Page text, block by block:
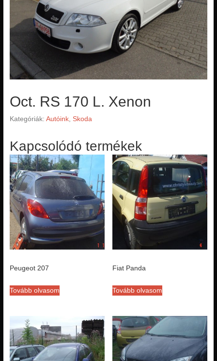
Oct. RS 170 L. Xenon
Kategóriák: Autóink, Skoda
Kapcsolódó termékek
Peugeot 207
Tovább olvasom
Fiat Panda
Tovább olvasom